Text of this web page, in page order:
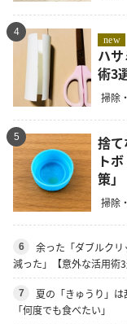
4
new
ハ
術3
掃除
5
捨
ト
策」
掃除
6
余った「ダブルク
減った」【意外な活用術3
7
夏の「きゅうり」
「何度でも食べたい」